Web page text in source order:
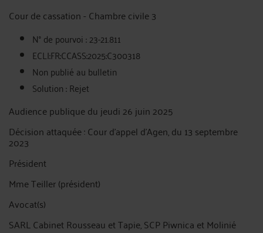
Cour de cassation - Chambre civile 3
N° de pourvoi : 23-21.811
ECLI:FR:CCASS:2025:C300318
Non publié au bulletin
Solution : Rejet
Audience publique du jeudi 26 juin 2025
Décision attaquée : Cour d'appel d'Agen, du 13 septembre
2023
Président
Mme Teiller (président)
Avocat(s)
SARL Cabinet Rousseau et Tapie, SCP Piwnica et Molinié